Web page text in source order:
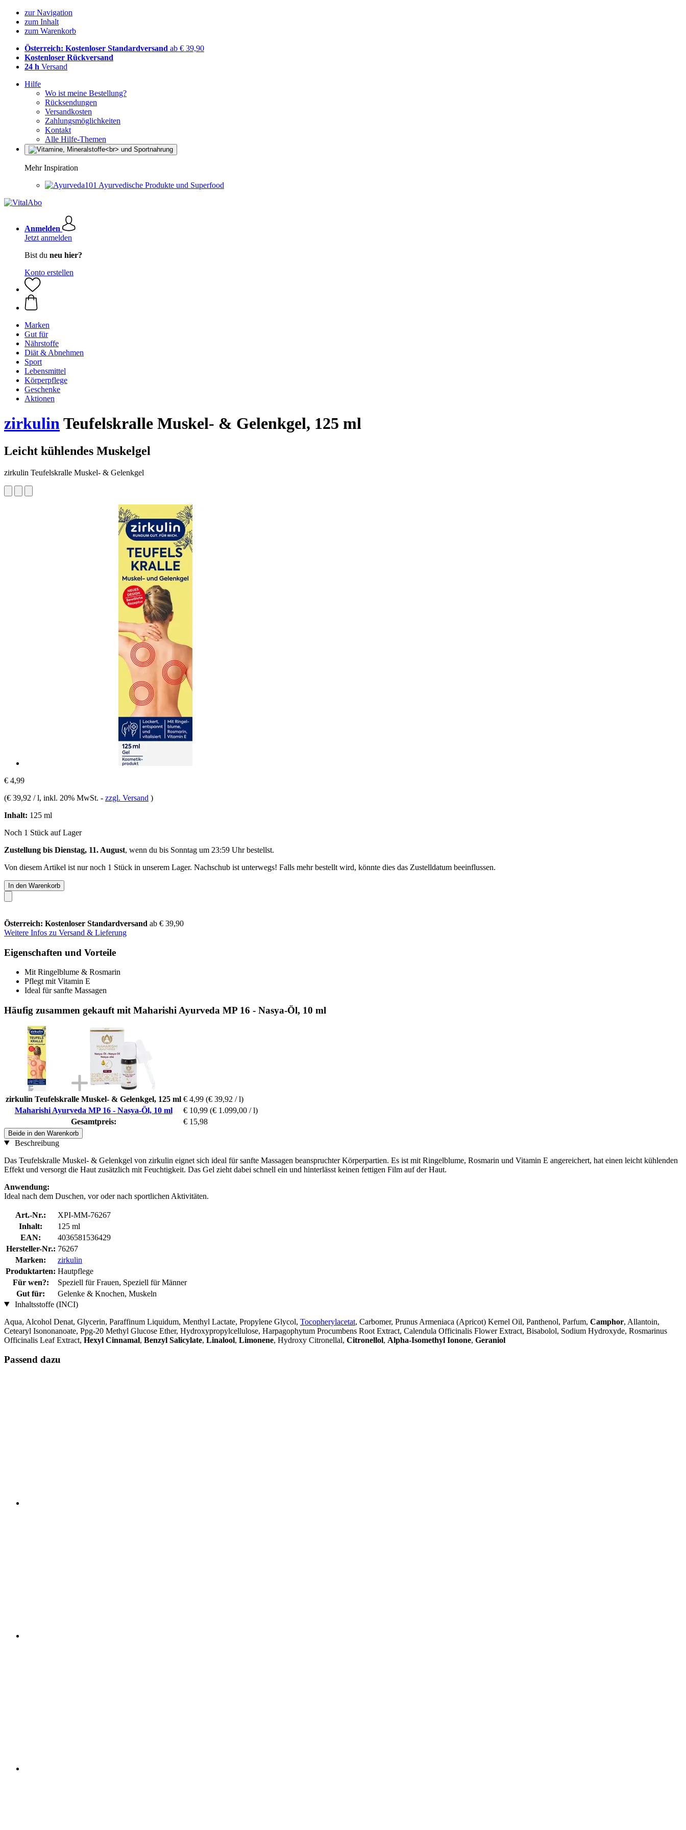
zur Navigation
zum Inhalt
zum Warenkorb
Österreich: Kostenloser Standardversand ab € 39,90
Kostenloser Rückversand
24 h Versand
Hilfe
Wo ist meine Bestellung?
Rücksendungen
Versandkosten
Zahlungsmöglichkeiten
Kontakt
Alle Hilfe-Themen
Mehr Inspiration
Ayurvedische Produkte und Superfood
Anmelden
Jetzt anmelden
Bist du neu hier?
Konto erstellen
Marken
Gut für
Nährstoffe
Diät & Abnehmen
Sport
Lebensmittel
Körperpflege
Geschenke
Aktionen
zirkulinTeufelskralle Muskel- & Gelenkgel, 125 ml
Leicht kühlendes Muskelgel
zirkulin Teufelskralle Muskel- & Gelenkgel
€ 4,99
(€ 39,92 / l, inkl. 20% MwSt. - zzgl. Versand )
Inhalt: 125 ml
Noch 1 Stück auf Lager
Zustellung bis Dienstag, 11. August, wenn du bis Sonntag um 23:59 Uhrbestellst.
Von diesem Artikel ist nur noch 1 Stück in unserem Lager. Nachschub ist unterwegs! Falls mehr bestellt wird, könnte dies das Zustelldatum beeinflussen.
In den Warenkorb
Österreich: Kostenloser Standardversand ab € 39,90
Weitere Infos zu Versand & Lieferung
Eigenschaften und Vorteile
Mit Ringelblume & Rosmarin
Pflegt mit Vitamin E
Ideal für sanfte Massagen
Häufig zusammen gekauft mit Maharishi Ayurveda MP 16 - Nasya-Öl, 10 ml
zirkulin Teufelskralle Muskel- & Gelenkgel, 125 ml € 4,99 (€ 39,92 / l)
Maharishi Ayurveda MP 16 - Nasya-Öl, 10 ml
€ 10,99 (€ 1.099,00 / l)
Gesamtpreis:
€ 15,98
Beide in den Warenkorb
Beschreibung
Das Teufelskralle Muskel- & Gelenkgel von zirkulin eignet sich ideal für sanfte Massagen beanspruchter Körperpartien. Es ist mit Ringelblume, Rosmarin und Vitamin E angereichert, hat einen leicht kühlenden
Effekt und versorgt die Haut zusätzlich mit Feuchtigkeit. Das Gel zieht dabei schnell ein und hinterlässt keinen fettigen Film auf der Haut.
Anwendung:
Ideal nach dem Duschen, vor oder nach sportlichen Aktivitäten.
Art.-Nr.:
XPI-MM-76267
Inhalt:
125 ml
EAN:
4036581536429
Hersteller-Nr.: 76267
Marken:
zirkulin
Produktarten: Hautpflege
Für wen?:
Speziell für Frauen, Speziell für Männer
Gut für:
Gelenke & Knochen, Muskeln
Inhaltsstoffe (INCI)
Aqua, Alcohol Denat, Glycerin, Paraffinum Liquidum, Menthyl Lactate, Propylene Glycol, Tocopherylacetat, Carbomer, Prunus Armeniaca (Apricot) Kernel Oil, Panthenol, Parfum, Camphor, Allantoin,
Cetearyl Isononanoate, Ppg-20 Methyl Glucose Ether, Hydroxypropylcellulose, Harpagophytum Procumbens Root Extract, Calendula Officinalis Flower Extract, Bisabolol, Sodium Hydroxyde, Rosmarinus
Officinalis Leaf Extract, Hexyl Cinnamal, Benzyl Salicylate, Linalool, Limonene, Hydroxy Citronellal, Citronellol, Alpha-Isomethyl Ionone, Geraniol
Passend dazu